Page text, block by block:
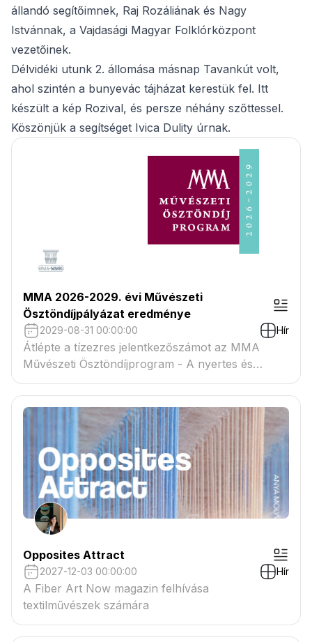
állandó segítőimnek, Raj Rozáliának és Nagy
Istvánnak, a Vajdasági Magyar Folklórközpont
vezetőinek.
Délvidéki utunk 2. állomása másnap Tavankút volt,
ahol szintén a bunyevác tájházat kerestük fel. Itt
készült a kép Rozival, és persze néhány szőttessel.
Köszönjük a segítséget Ivica Dulity úrnak.
MMA 2026-2029. évi Művészeti
Ösztöndíjpályázat eredménye
2029-08-31 00:00:00 Hír
Átlépte a tízezres jelentkezőszámot az MMA
Művészeti Ösztöndíjprogram - A nyertes és
tartaléklistás pályázók névsora megtekinthető a
csatolmányban
Opposites Attract
2027-12-03 00:00:00 Hír
A Fiber Art Now magazin felhívása
textilművészek számára